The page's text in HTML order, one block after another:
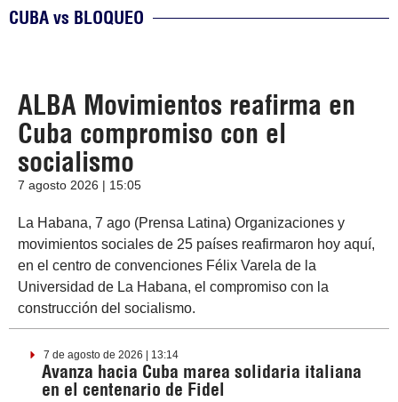
CUBA vs BLOQUEO
ALBA Movimientos reafirma en
Cuba compromiso con el
socialismo
7 agosto 2026 | 15:05
La Habana, 7 ago (Prensa Latina) Organizaciones y
movimientos sociales de 25 países reafirmaron hoy aquí,
en el centro de convenciones Félix Varela de la
Universidad de La Habana, el compromiso con la
construcción del socialismo.
7 de agosto de 2026 | 13:14
Avanza hacia Cuba marea solidaria italiana
en el centenario de Fidel